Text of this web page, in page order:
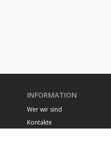
INFORMATION
Wer wir sind
Kontakte